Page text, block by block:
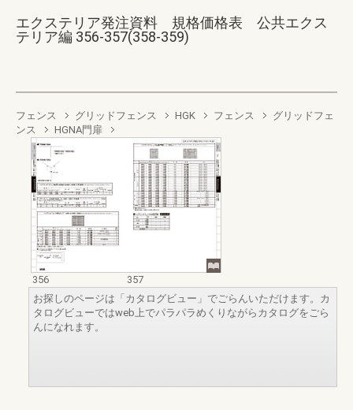
エクステリア発注資料 規格価格表 公共エクス
テリア編 356-357(358-359)
フェンス グリッドフェンス HGK フェンス
グリッドフェ
ンス
HGNA門扉
356
357
お探しのページは「カタログビュー」でごらんいただけます。カ
タログビューではweb上でパラパラめくりながらカタログをごら
んになれます。